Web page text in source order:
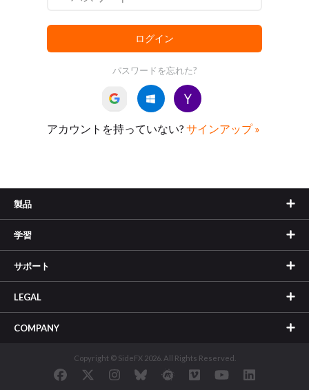
パスワードを忘れた?
アカウントを持っていない? サインアップ »
製品
学習
サポート
LEGAL
COMPANY
Copyright © SideFX 2026. All Rights Reserved.